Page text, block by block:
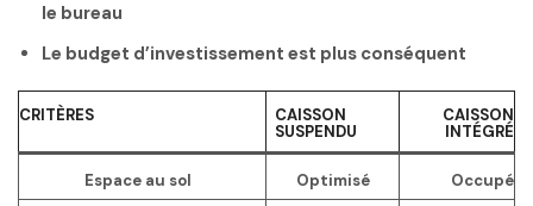
le bureau
Le budget d’investissement est plus conséquent
CRITÈRES
CAISSON
SUSPENDU
CAISSON
INTÉGRÉ
Espace au sol Optimisé
Occupé